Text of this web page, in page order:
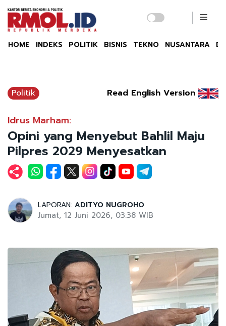
HOME INDEKS POLITIK BISNIS TEKNO NUSANTARA
Politik Read English Version
Idrus Marham:
Opini yang Menyebut Bahlil Maju
Pilpres 2029 Menyesatkan
LAPORAN: ADITYO NUGROHO
Jumat, 12 Juni 2026, 03:38 WIB